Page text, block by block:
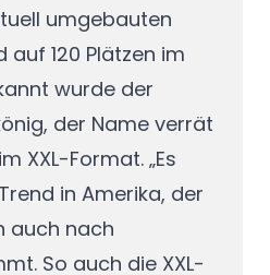
umgebauten
120 Plätzen im
wurde der
der Name verrät
XXL-Format. „Es
in Amerika, der
auch nach
So auch die XXL-